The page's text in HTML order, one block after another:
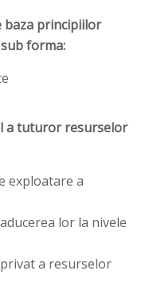
baza principiilor
forma:
a tuturor resurselor
exploatare a
lor la nivele
a resurselor